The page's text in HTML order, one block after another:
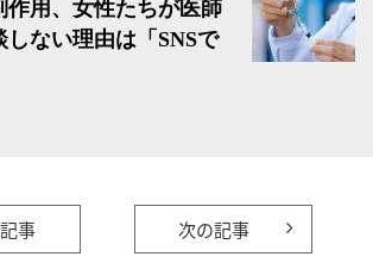
作用、女性たちが医師
しない理由は「SNSで
事 次の記事